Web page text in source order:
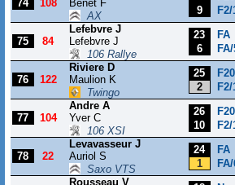
74 108
Benet F
AX
9
F2/
75 84
Lefebvre J
Lefebvre J
106 Rallye
23
FA
6
76 122
Riviere D
Maulion K
Twingo
25
2
F2/
77 104
Andre A
Yver C
106 XSI
26
10
F2/
78 22
Levavasseur J
Auriol S
Saxo VTS
24
FA
1
Rousseau V